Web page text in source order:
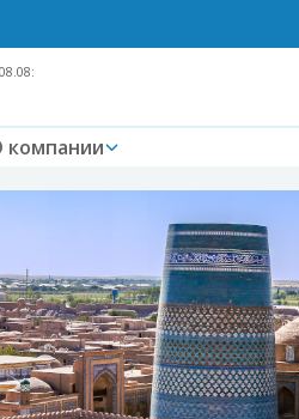
компании